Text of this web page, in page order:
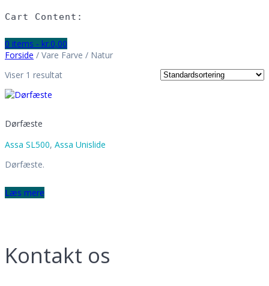
Vision
Serviceaftale
Automatiske døre
Adgangskontrol
Info
Ansatte
Myndighedskrav
Det skal du være opmærksom på
Kontakt
Cart Content:
0 items - kr.0,00
Forside / Vare Farve / Natur
Viser 1 resultat
Dørfæste
Assa SL500, Assa Unislide
Dørfæste.
Læs mere
Kontakt os